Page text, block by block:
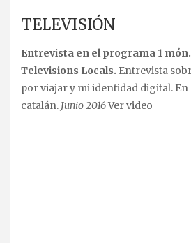
TELEVISIÓN
Entrevista en el programa 1
Televisions Locals. Entrevista
por viajar y mi identidad digital. En
catalán. Junio 2016Ver video